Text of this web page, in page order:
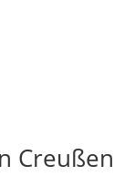
Creußen